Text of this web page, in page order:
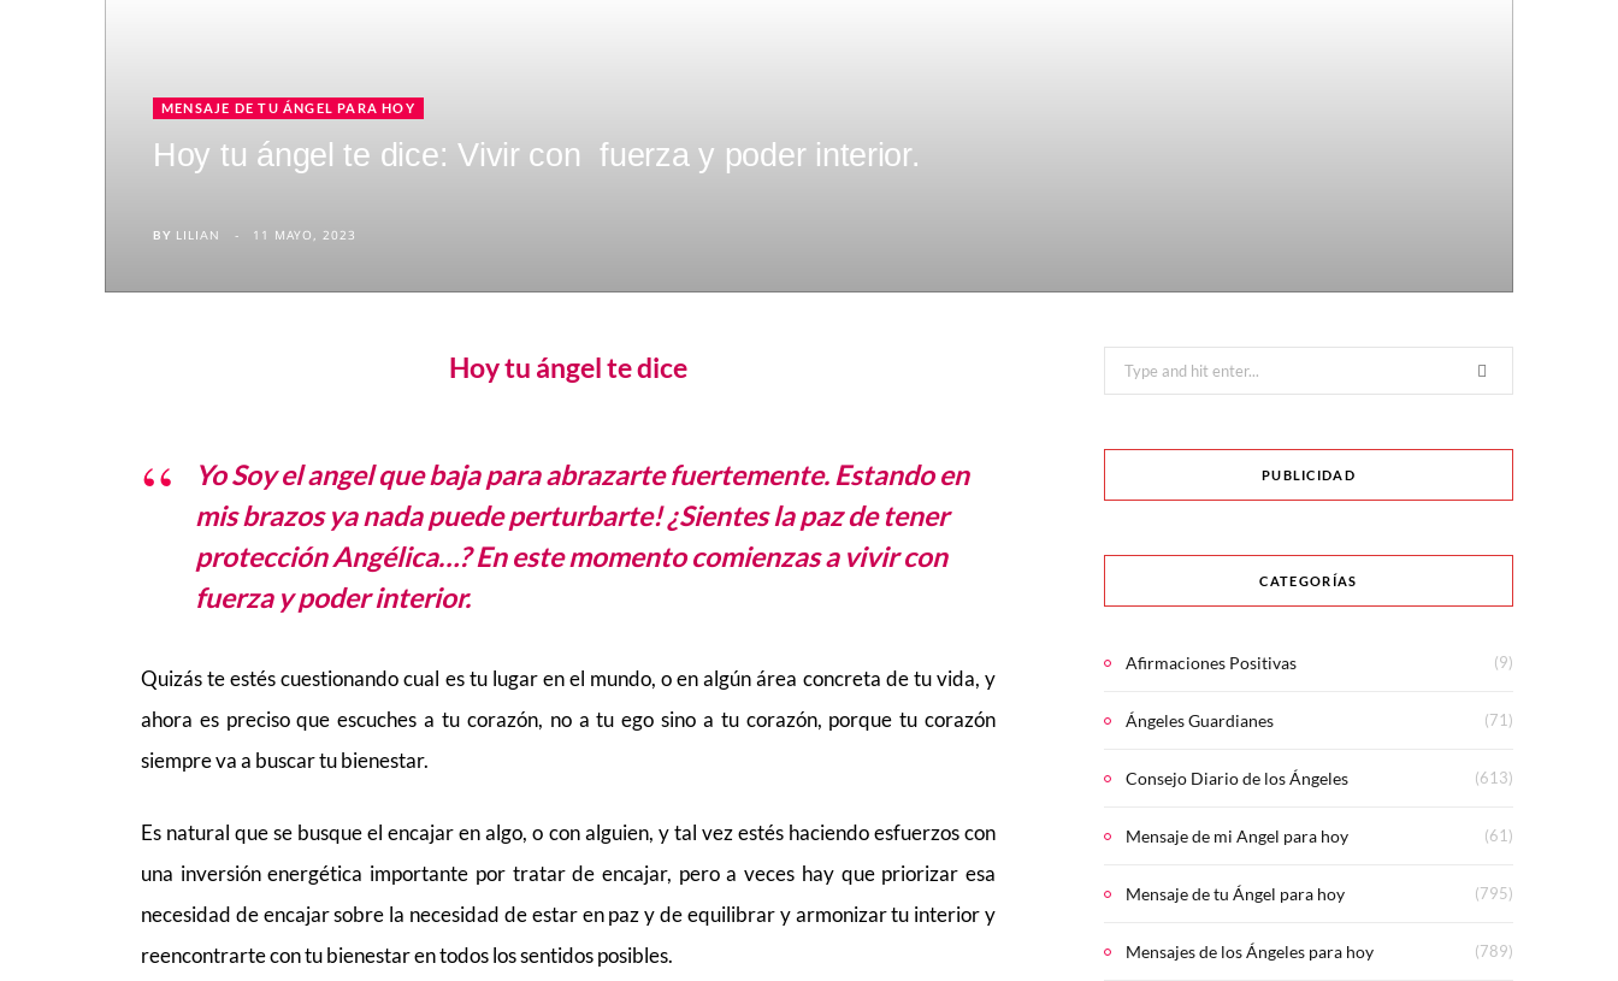
MENSAJE DE TU ÁNGEL PARA HOY
Hoy tu ángel te dice: Vivir con fuerza y poder interior.
BY LILIAN 11 MAYO, 2023
Hoy tu ángel te dice
Yo Soy el angel que baja para abrazarte fuertemente. Estando en
mis brazos ya nada puede perturbarte! ¿Sientes la paz de tener
protección Angélica…? En este momento comienzas a vivir con
fuerza y poder interior.
Quizás te estés cuestionando cual es tu lugar en el mundo, o en algún área concreta de tu vida, y
ahora es preciso que escuches a tu corazón, no a tu ego sino a tu corazón, porque tu corazón
siempre va a buscar tu bienestar.
Es natural que se busque el encajar en algo, o con alguien, y tal vez estés haciendo esfuerzos con
una inversión energética importante por tratar de encajar, pero a veces hay que priorizar esa
necesidad de encajar sobre la necesidad de estar en paz y de equilibrar y armonizar tu interior y
reencontrarte con tu bienestar en todos los sentidos posibles.
Search
for:
PUBLICIDAD
CATEGORÍAS
Afirmaciones Positivas (9)
Ángeles Guardianes (71)
Consejo Diario de los Ángeles (613)
Mensaje de mi Angel para hoy (61)
Mensaje de tu Ángel para hoy (795)
Mensajes de los Ángeles para hoy (789)